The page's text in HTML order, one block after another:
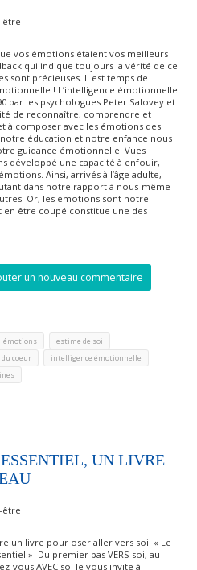
être
vos émotions étaient vos meilleurs
qui indique toujours la vérité de ce
sont précieuses. Il est temps de
! L’intelligence émotionnelle
par les psychologues Peter Salovey et
de reconnaître, comprendre et
à composer avec les émotions des
éducation et notre enfance nous
guidance émotionnelle. Vues
développé une capacité à enfouir,
Ainsi, arrivés à l’âge adulte,
dans notre rapport à nous-même
Or, les émotions sont notre
en être coupé constitue une des
un nouveau commentaire
émotions estime de soi
coeur intelligence émotionnelle
UN LIVRE
être
un livre pour oser aller vers soi. « Le
» Du premier pas VERS soi, au
vous AVEC soi Je vous invite à